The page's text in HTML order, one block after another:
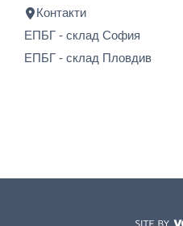
Контакти
ЕПБГ - склад София
ЕПБГ - склад Пловдив